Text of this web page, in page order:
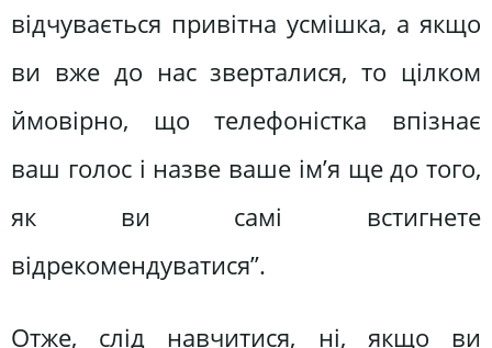
відчувається привітна усмішка, а якщо
ви вже до нас зверталися, то цілком
ймовірно, що телефоністка впізнає
ваш голос і назве ваше ім’я ще до того,
як ви самі встигнете
відрекомендуватися”.
Отже, слід навчитися, ні, якщо ви